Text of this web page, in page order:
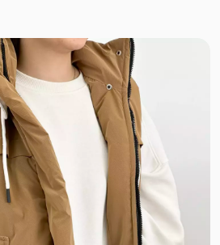
اسپان تو کرک
دلوا کتان
هایدی تی سی
سویید